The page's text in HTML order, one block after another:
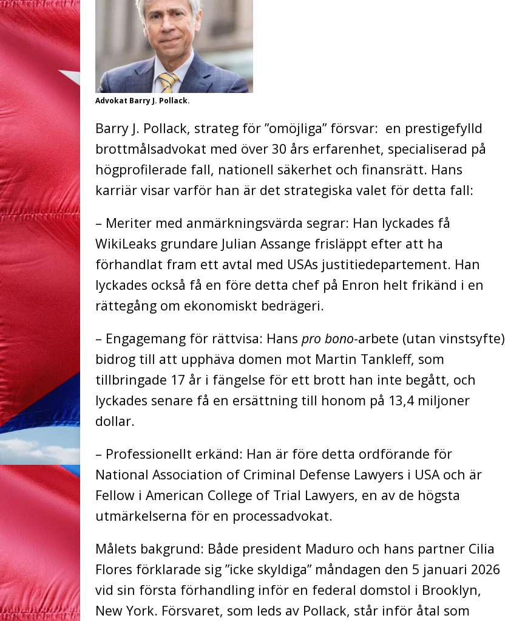
Advokat Barry J. Pollack.
Barry J. Pollack, strateg för ”omöjliga” försvar: en prestigefylld
brottmålsadvokat med över 30 års erfarenhet, specialiserad på
högprofilerade fall, nationell säkerhet och finansrätt. Hans
karriär visar varför han är det strategiska valet för detta fall:
– Meriter med anmärkningsvärda segrar: Han lyckades få
WikiLeaks grundare Julian Assange frisläppt efter att ha
förhandlat fram ett avtal med USAs justitiedepartement. Han
lyckades också få en före detta chef på Enron helt frikänd i en
rättegång om ekonomiskt bedrägeri.
– Engagemang för rättvisa: Hans pro bono-arbete (utan vinstsyfte)
bidrog till att upphäva domen mot Martin Tankleff, som
tillbringade 17 år i fängelse för ett brott han inte begått, och
lyckades senare få en ersättning till honom på 13,4 miljoner
dollar.
– Professionellt erkänd: Han är före detta ordförande för
National Association of Criminal Defense Lawyers i USA och är
Fellow i American College of Trial Lawyers, en av de högsta
utmärkelserna för en processadvokat.
Målets bakgrund: Både president Maduro och hans partner Cilia
Flores förklarade sig ”icke skyldiga” måndagen den 5 januari 2026
vid sin första förhandling inför en federal domstol i Brooklyn,
New York. Försvaret, som leds av Pollack, står inför åtal som